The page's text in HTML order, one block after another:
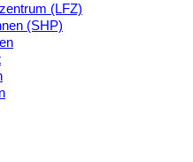
(LFZ)
(SHP)